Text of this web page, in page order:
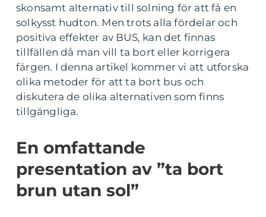
skonsamt alternativ till solning för att få en
solkysst hudton. Men trots alla fördelar och
positiva effekter av BUS, kan det finnas
tillfällen då man vill ta bort eller korrigera
färgen. I denna artikel kommer vi att utforska
olika metoder för att ta bort bus och
diskutera de olika alternativen som finns
tillgängliga.
En omfattande
presentation av ”ta bort
brun utan sol”